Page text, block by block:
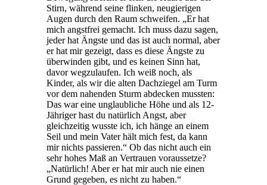
Stirn, während seine flinken, neugierigen
Augen durch den Raum schweifen. „Er hat
mich angstfrei gemacht. Ich muss dazu sagen,
jeder hat Ängste und das ist auch normal, aber
er hat mir gezeigt, dass es diese Ängste zu
überwinden gibt, und es keinen Sinn hat,
davor wegzulaufen. Ich weiß noch, als
Kinder, als wir die alten Dachziegel am Turm
vor dem nahenden Sturm abdecken mussten:
Das war eine unglaubliche Höhe und als 12-
Jähriger hast du natürlich Angst, aber
gleichzeitig wusste ich, ich hänge an einem
Seil und mein Vater hält mich fest, da kann
mir nichts passieren.“ Ob das nicht auch ein
sehr hohes Maß an Vertrauen voraussetze?
„Natürlich! Aber er hat mir auch nie einen
Grund gegeben, es nicht zu haben.“